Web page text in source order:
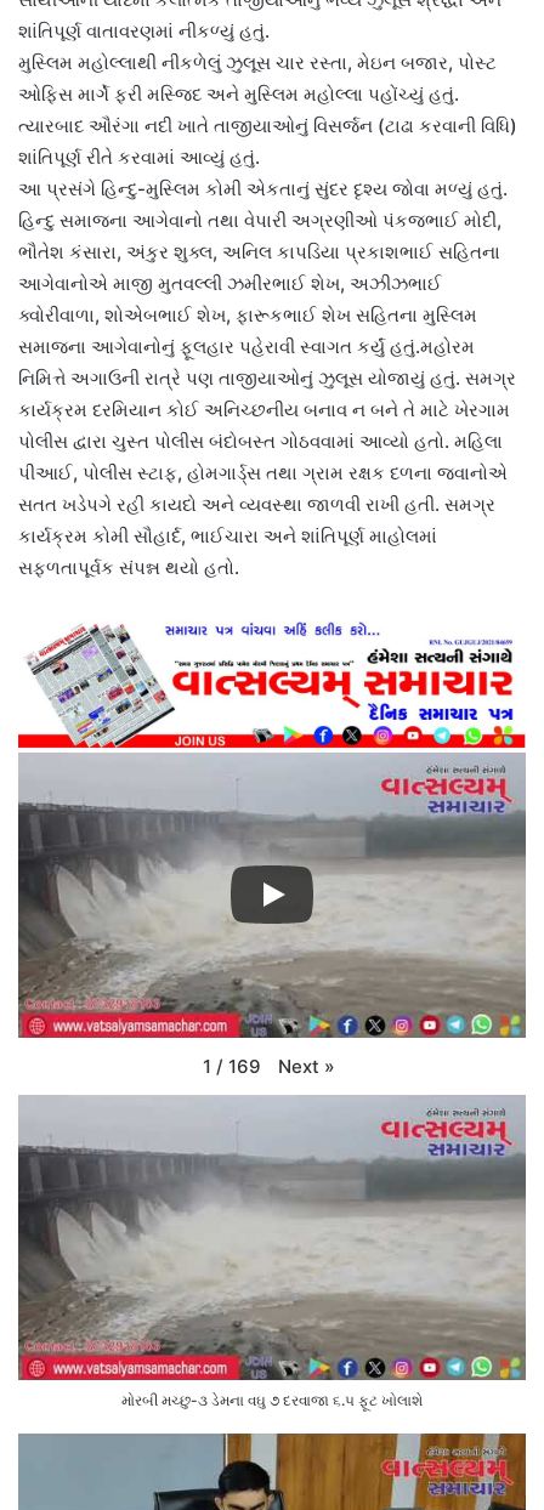
શાંતિપૂર્ણ વાતાવરણમાં નીકળ્યું હતું.
મુસ્લિમ મહોલ્લાથી નીકળેલું ઝુલૂસ ચાર રસ્તા, મેઇન બજાર, પોસ્ટ
ઓફિસ માર્ગે ફરી મસ્જિદ અને મુસ્લિમ મહોલ્લા પહોંચ્યું હતું.
ત્યારબાદ ઔરંગા નદી ખાતે તાજીયાઓનું વિસર્જન (ટાઢા કરવાની વિધિ)
શાંતિપૂર્ણ રીતે કરવામાં આવ્યું હતું.
આ પ્રસંગે હિન્દુ-મુસ્લિમ કોમી એકતાનું સુંદર દૃશ્ય જોવા મળ્યું હતું.
હિન્દુ સમાજના આગેવાનો તથા વેપારી અગ્રણીઓ પંકજભાઈ મોદી,
ભૌતેશ કંસારા, અંકુર શુક્લ, અનિલ કાપડિયા પ્રકાશભાઈ સહિતના
આગેવાનોએ માજી મુતવલ્લી ઝમીરભાઈ શેખ, અઝીઝભાઈ
ક્વોરીવાળા, શોએબભાઈ શેખ, ફારૂકભાઈ શેખ સહિતના મુસ્લિમ
સમાજના આગેવાનોનું ફૂલહાર પહેરાવી સ્વાગત કર્યું હતું.મહોરમ
નિમિત્તે અગાઉની રાત્રે પણ તાજીયાઓનું ઝુલૂસ યોજાયું હતું. સમગ્ર
કાર્યક્રમ દરમિયાન કોઈ અનિચ્છનીય બનાવ ન બને તે માટે ખેરગામ
પોલીસ દ્વારા ચુસ્ત પોલીસ બંદોબસ્ત ગોઠવવામાં આવ્યો હતો. મહિલા
પીઆઈ, પોલીસ સ્ટાફ, હોમગાર્ડ્સ તથા ગ્રામ રક્ષક દળના જવાનોએ
સતત ખડેપગે રહી કાયદો અને વ્યવસ્થા જાળવી રાખી હતી. સમગ્ર
કાર્યક્રમ કોમી સૌહાર્દ, ભાઈચારા અને શાંતિપૂર્ણ માહોલમાં
સફળતાપૂર્વક સંપન્ન થયો હતો.
1 / 169 Next »
મોરબી મચ્છુ-૩ ડેમના વઘુ ૭ દરવાજા ૬.૫ ફૂટ ખોલાશે